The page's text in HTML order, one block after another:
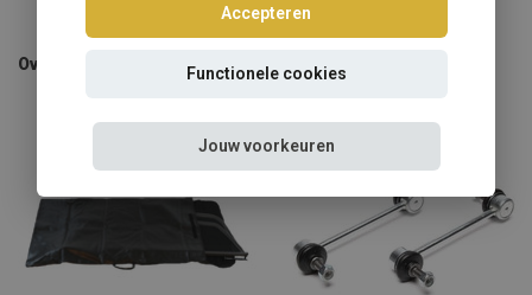
Overige categorieën in Overige
Accepteren
Functionele cookies
Jouw voorkeuren